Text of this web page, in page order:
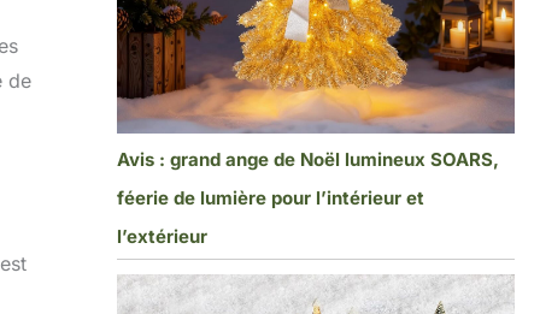
de
Avis : grand ange de Noël lumineux SOARS,
féerie de lumière pour l’intérieur et
l’extérieur